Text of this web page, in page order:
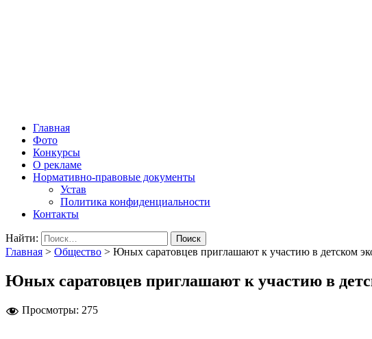
Главная
Фото
Конкурсы
О рекламе
Нормативно-правовые документы
Устав
Политика конфиденциальности
Контакты
Найти:
Главная > Общество > Юных саратовцев приглашают к участию в детском
Юных саратовцев приглашают к участию в
Просмотры: 275